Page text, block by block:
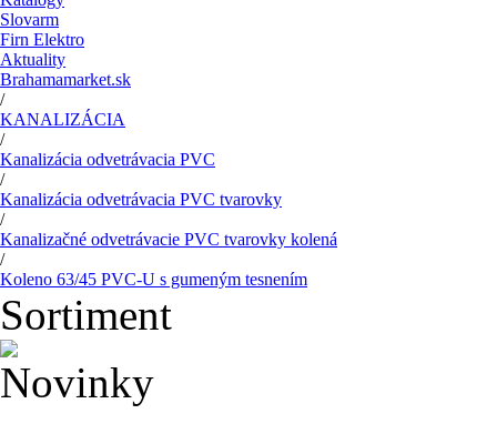
Slovarm
Firn Elektro
Aktuality
Brahamamarket.sk
/
KANALIZÁCIA
/
Kanalizácia odvetrávacia PVC
/
Kanalizácia odvetrávacia PVC tvarovky
/
Kanalizačné odvetrávacie PVC tvarovky kolená
/
Koleno 63/45 PVC-U s gumeným tesnením
Sortiment